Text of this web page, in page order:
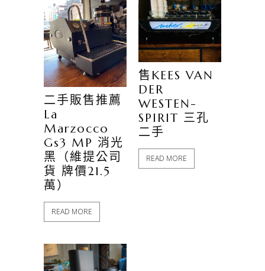
二手販售推薦
La
Marzocco
Gs3 MP 消光
黑（維提公司
貨 牌價21.5
萬）
READ MORE
售KEES VAN
DER
WESTEN-
SPIRIT 三孔
二手
READ MORE